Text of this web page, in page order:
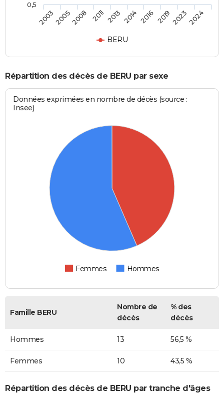
BERU
200320052008 2011 2013 2014 2016 201920232024
0,5
Répartition des décès de BERU par sexe
Données exprimées en nombre de décès (source :
Insee)
Femmes Hommes
Famille BERU
Nombre de
décès
% des
décès
Hommes 13 56,5 %
Femmes 10 43,5 %
Répartition des décès de BERU par tranche d'âges